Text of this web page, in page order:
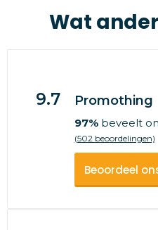
Wat
9.7 Promothing
97%beveelt
(502 beoordelingen)
Beoordeel